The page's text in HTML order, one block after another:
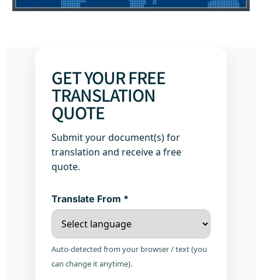
GET YOUR FREE
TRANSLATION
QUOTE
Submit your document(s) for
translation and receive a free
quote.
Translate From *
Auto-detected from your browser / text (you
can change it anytime).